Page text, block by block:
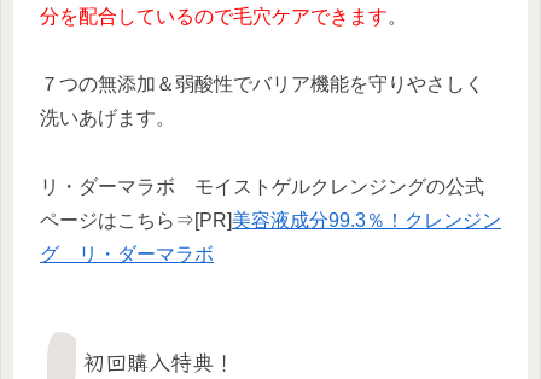
分を配合しているので毛穴ケアできます。
７つの無添加＆弱酸性でバリア機能を守りやさしく
洗いあげます。
リ・ダーマラボ モイストゲルクレンジングの公式
ページはこちら⇒[PR]美容液成分99.3％！クレンジン
グ リ・ダーマラボ
初回購入特典！